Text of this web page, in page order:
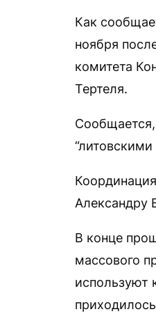
Как
ноября
комитета
Тертеля.
Сообщается,
Александру
В конце
массового
используют